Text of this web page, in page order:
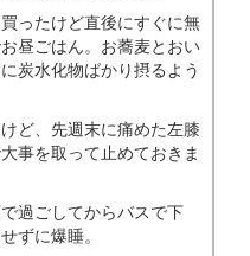
ったけど直後にすぐに無
昼ごはん。お蕎麦とおい
炭水化物ばかり摂るよう
ど、先週末に痛めた左膝
事を取って止めておきま
過ごしてからバスで下
ずに爆睡。